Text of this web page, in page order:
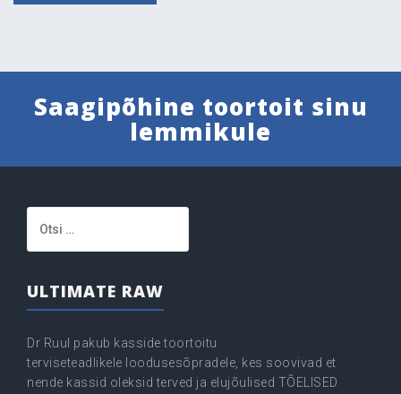
Saagipõhine toortoit sinu
lemmikule
ULTIMATE RAW
Dr Ruul pakub kasside toortoitu
terviseteadlikele loodusesõpradele, kes soovivad et
nende kassid oleksid terved ja elujõulised TÕELISED